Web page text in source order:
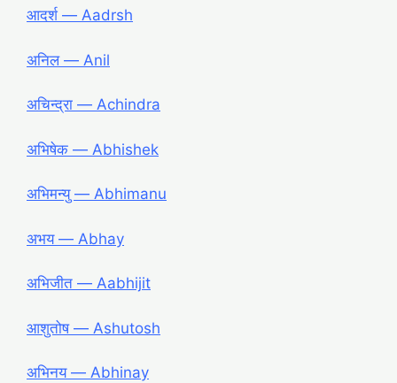
आदर्श ― Aadrsh
अनिल ― Anil
अचिन्द्रा ― Achindra
अभिषेक ― Abhishek
अभिमन्यु ― Abhimanu
अभय ― Abhay
अभिजीत ― Aabhijit
आशुतोष ― Ashutosh
अभिनय ― Abhinay